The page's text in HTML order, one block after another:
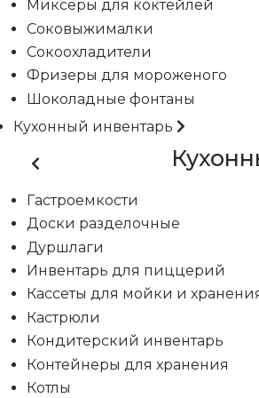
Миксеры для коктейлей
Соковыжималки
Сокоохладители
Фризеры для мороженого
Шоколадные фонтаны
Кухонный инвентарь
Гастроемкости
Доски разделочные
Дуршлаги
Инвентарь для пиццерий
Кассеты для мойки и
Кастрюли
Кондитерский инвентарь
Контейнеры для хранения
Котлы